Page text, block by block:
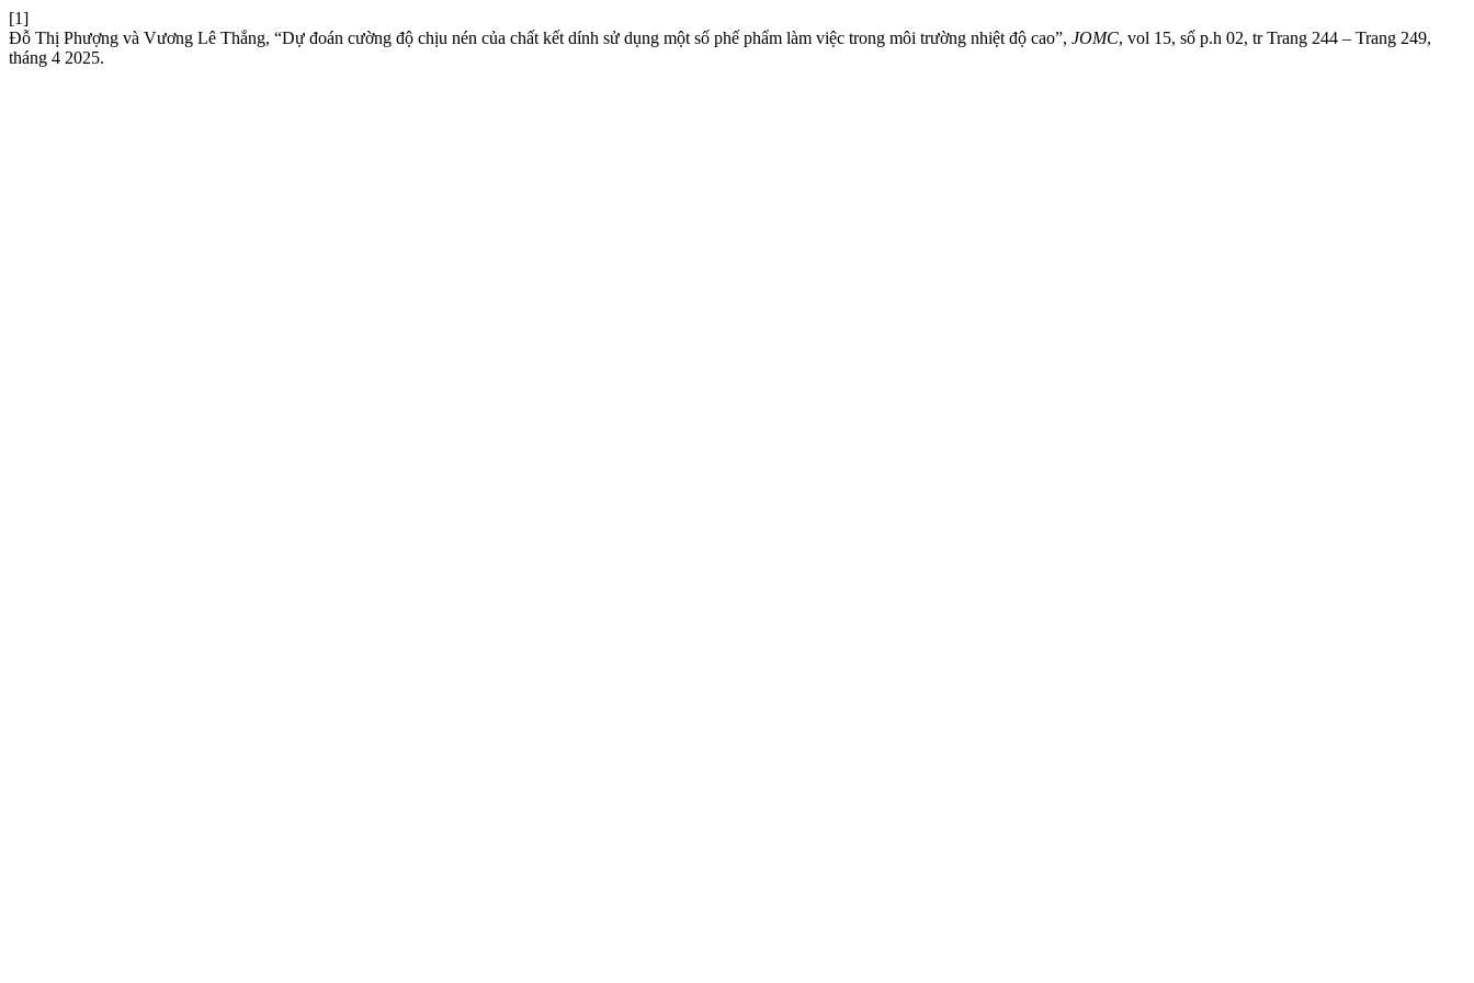
[1]
Đỗ Thị Phượng và Vương Lê Thắng, “Dự đoán cường độ chịu nén của chất kết dính sử dụng một số phế phẩm làm việc trong môi trường nhiệt độ cao”, JOMC, vol 15, số p.h 02, tr Trang 244 – Trang 249,
tháng 4 2025.